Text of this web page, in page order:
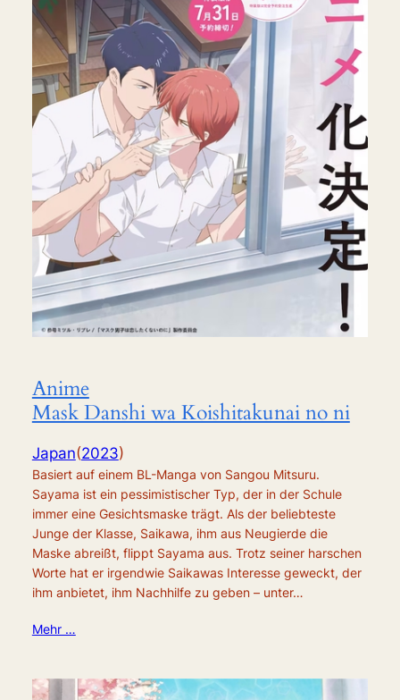
Anime
Mask Danshi wa Koishitakunai no ni
Japan(2023)
Basiert auf einem BL-Manga von Sangou Mitsuru.
Sayama ist ein pessimistischer Typ, der in der Schule
immer eine Gesichtsmaske trägt. Als der beliebteste
Junge der Klasse, Saikawa, ihm aus Neugierde die
Maske abreißt, flippt Sayama aus. Trotz seiner harschen
Worte hat er irgendwie Saikawas Interesse geweckt, der
ihm anbietet, ihm Nachhilfe zu geben – unter…
Mehr …